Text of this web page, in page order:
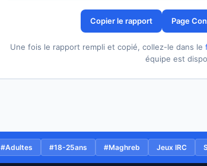
Copier le rapport Page
Une fois le rapport rempli et copié, collez-le dans le
équipe est
#Adultes #18-25ans #Maghreb Jeux IRC